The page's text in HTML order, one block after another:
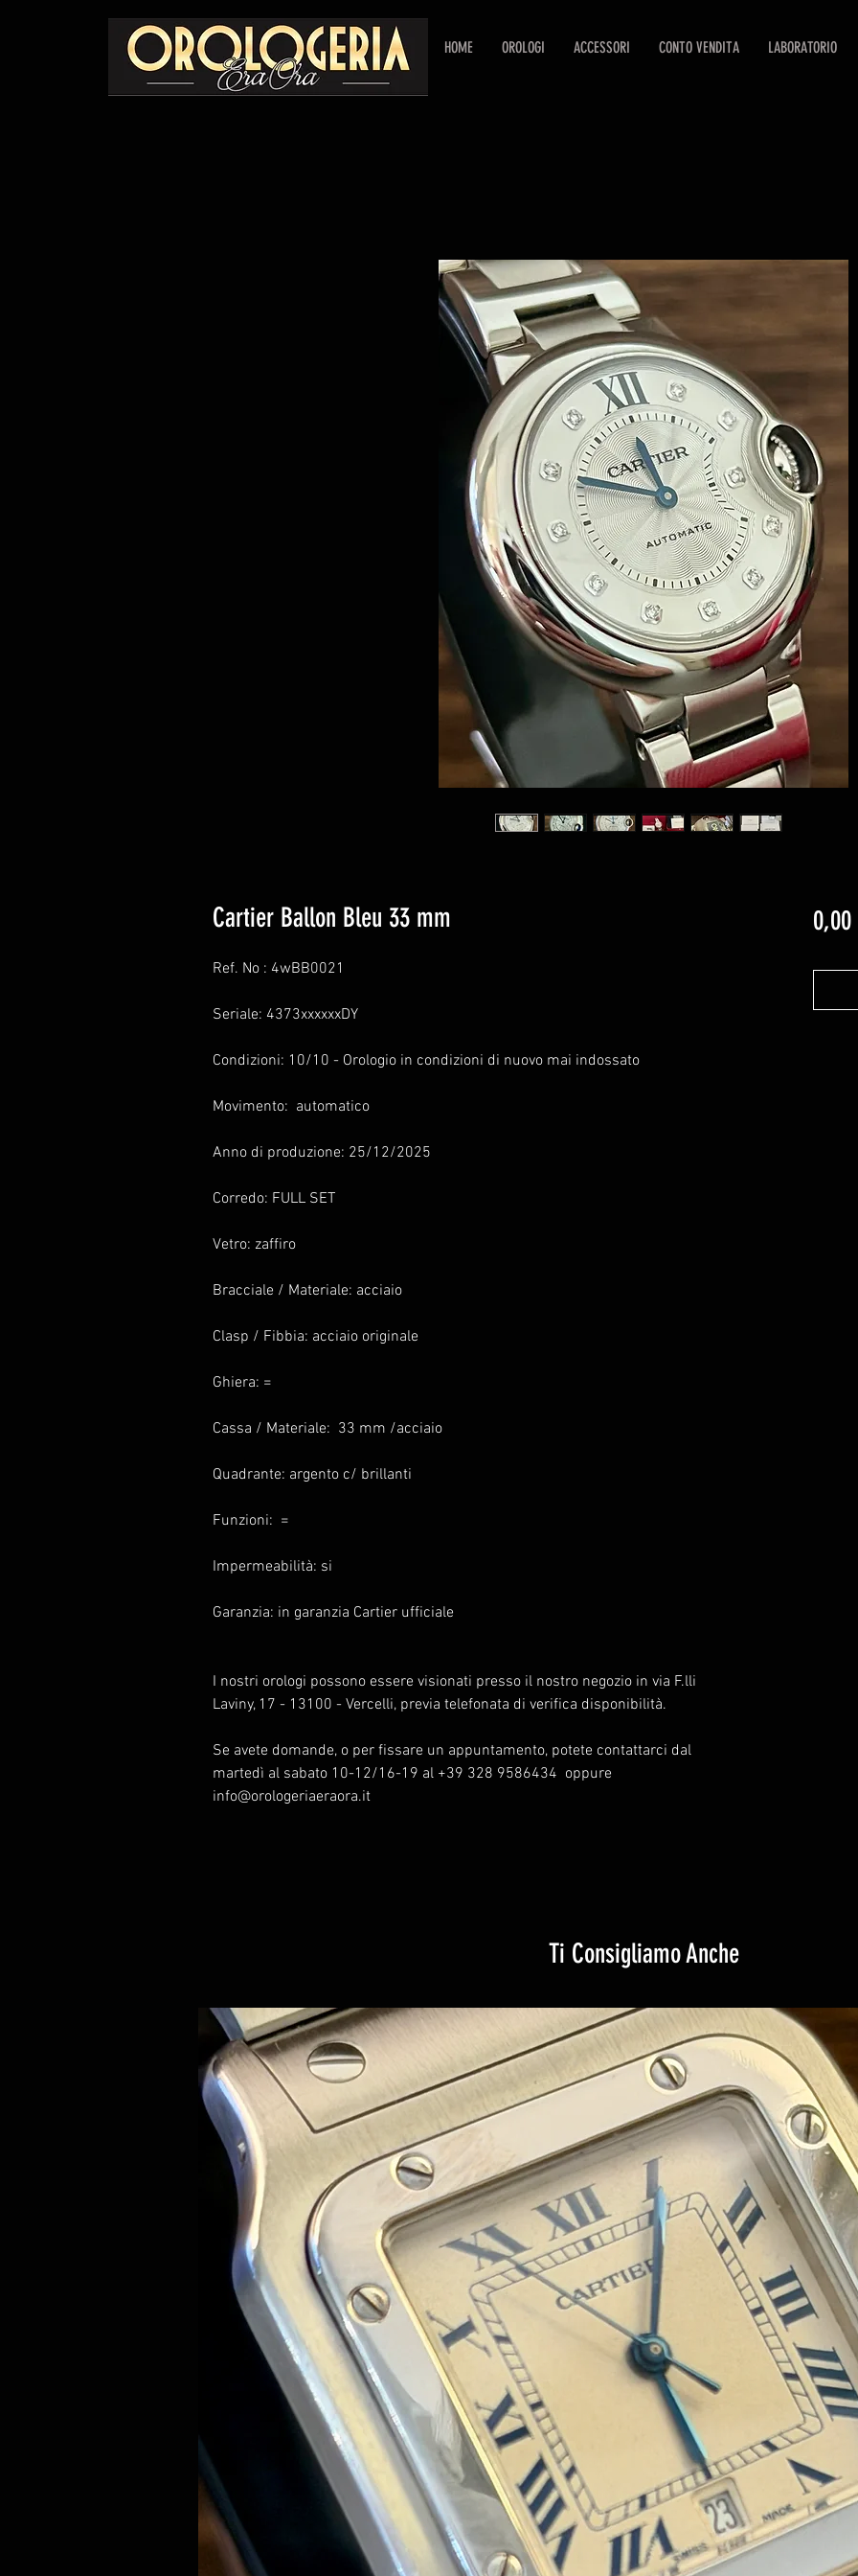
HOME OROLOGI ACCESSORI CONTO VENDITA LABORATORIO
Cartier Ballon Bleu 33 mm
Ref. No : 4wBB0021
Seriale: 4373xxxxxxDY
Condizioni: 10/10 - Orologio in condizioni di nuovo mai indossato
Movimento: automatico
Anno di produzione: 25/12/2025
Corredo: FULL SET
Vetro: zaffiro
Bracciale / Materiale: acciaio
Clasp / Fibbia: acciaio originale
Ghiera: =
Cassa / Materiale: 33 mm /acciaio
Quadrante: argento c/ brillanti
Funzioni: =
Impermeabilità: si
Garanzia: in garanzia Cartier ufficiale
I nostri orologi possono essere visionati presso il nostro negozio in via F.lli
Laviny, 17 - 13100 - Vercelli, previa telefonata di verifica disponibilità.
Se avete domande, o per fissare un appuntamento, potete contattarci dal
martedì al sabato 10-12/16-19 al +39 328 9586434 oppure
info@orologeriaeraora.it
0,00
Ti Consigliamo Anche